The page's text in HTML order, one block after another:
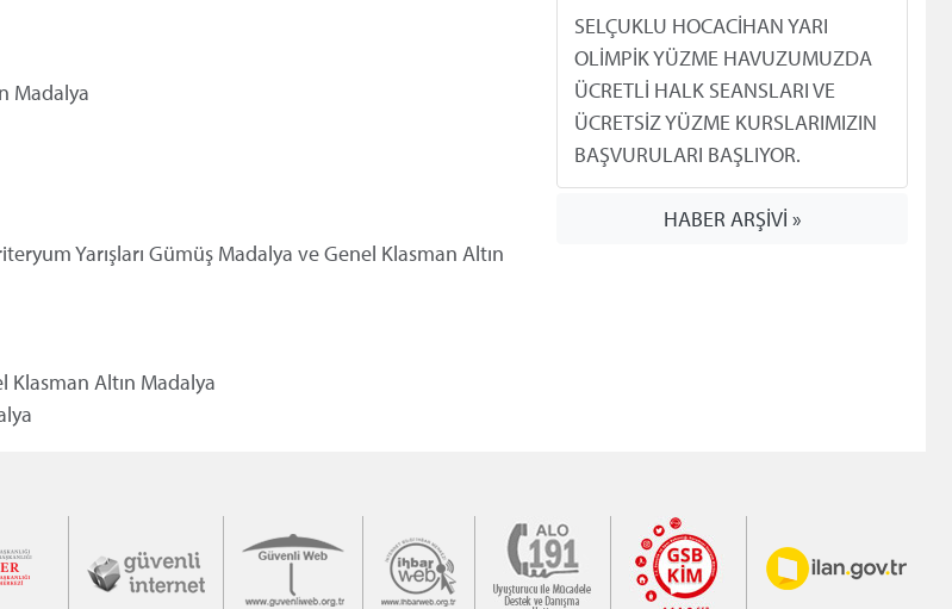
Madalya
Yarışları Gümüş Madalya ve Genel Klasman Altın
Klasman Altın Madalya
SELÇUKLU HOCACİHAN YARI
OLİMPİK YÜZME HAVUZUMUZDA
ÜCRETLİ HALK SEANSLARI VE
ÜCRETSİZ YÜZME KURSLARIMIZIN
BAŞVURULARI BAŞLIYOR.
HABER ARŞİVİ »